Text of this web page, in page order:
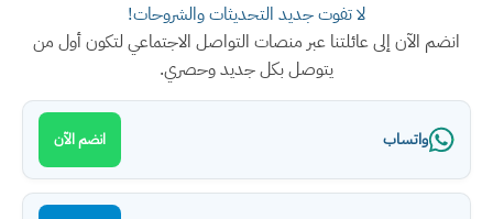
لا تفوت جديد التحديثات والشروحات!
انضم الآن إلى عائلتنا عبر منصات التواصل الاجتماعي لتكون أول من
يتوصل بكل جديد وحصري.
واتساب انضم الآن